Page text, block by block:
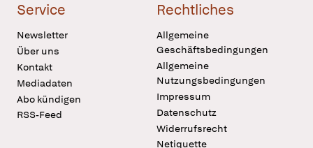
Service
Newsletter
Über uns
Kontakt
Mediadaten
Abo kündigen
RSS-Feed
Rechtliches
Allgemeine
Geschäftsbedingungen
Allgemeine
Nutzungsbedingungen
Impressum
Datenschutz
Widerrufsrecht
Netiquette